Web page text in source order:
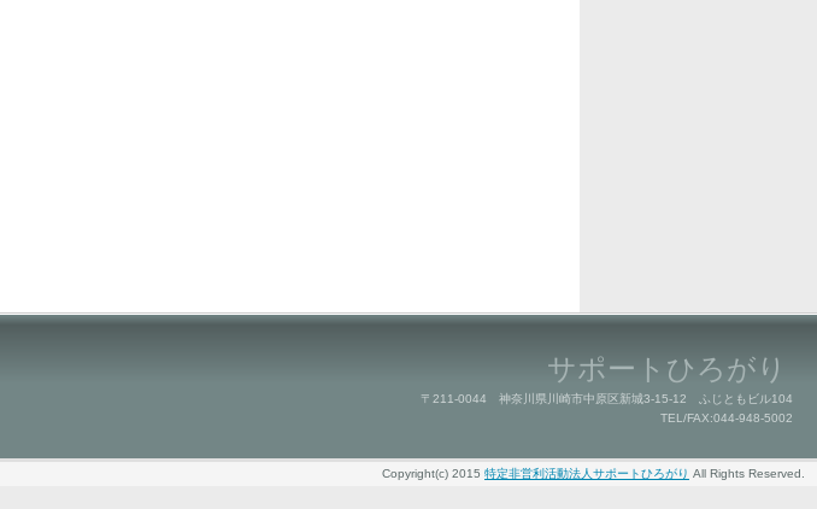
サポートひろがり
〒211-0044 神奈川県川崎市中原区新城3-15-12 ふじともビル104
TEL/FAX:044-948-5002
Copyright(c) 2015 特定非営利活動法人サポートひろがり All Rights Reserved.